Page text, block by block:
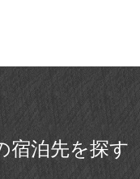
宿泊先を探す